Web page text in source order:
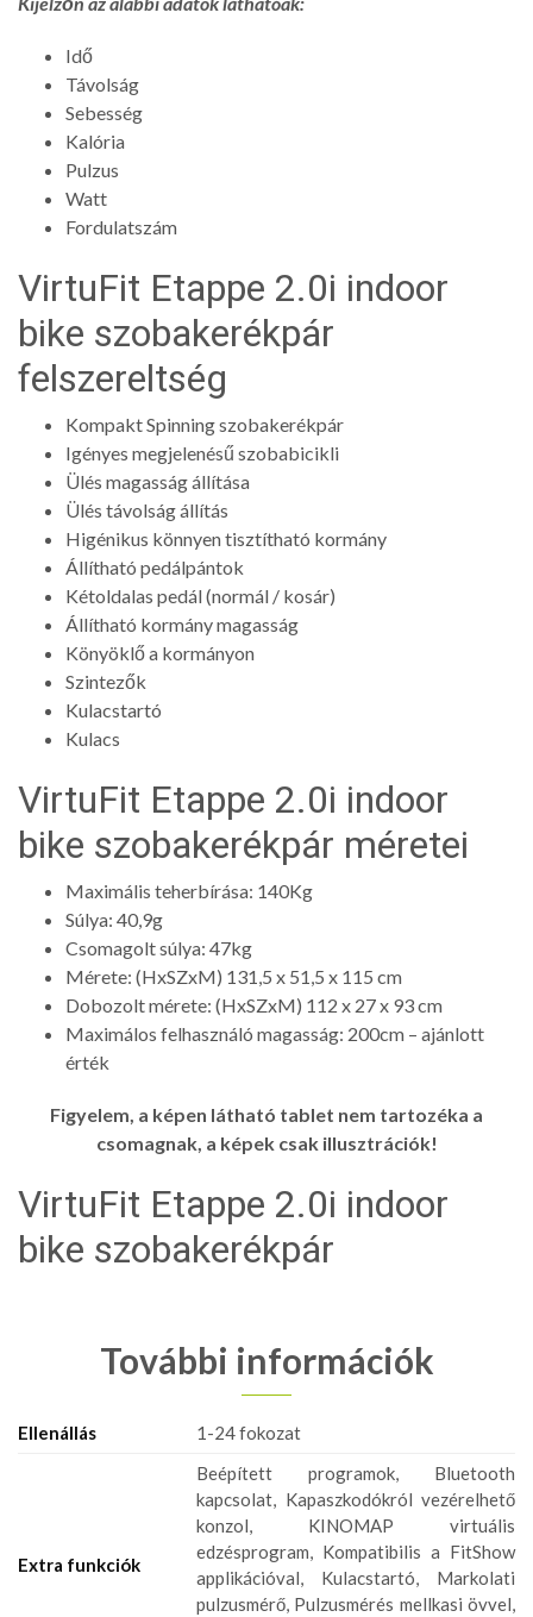
Idő
Távolság
Sebesség
Kalória
Pulzus
Watt
Fordulatszám
VirtuFit Etappe 2.0i indoor
bike szobakerékpár
felszereltség
Kompakt Spinning szobakerékpár
Igényes megjelenésű szobabicikli
Ülés magasság állítása
Ülés távolság állítás
Higénikus könnyen tisztítható kormány
Állítható pedálpántok
Kétoldalas pedál (normál / kosár)
Állítható kormány magasság
Könyöklő a kormányon
Szintezők
Kulacstartó
Kulacs
VirtuFit Etappe 2.0i indoor
bike szobakerékpár méretei
Maximális teherbírása: 140Kg
Súlya: 40,9g
Csomagolt súlya: 47kg
Mérete: (HxSZxM) 131,5 x 51,5 x 115 cm
Dobozolt mérete: (HxSZxM) 112 x 27 x 93 cm
Maximálos felhasználó magasság: 200cm – ajánlott
érték
Figyelem, a képen látható tablet nem tartozéka a
csomagnak, a képek csak illusztrációk!
VirtuFit Etappe 2.0i indoor
bike szobakerékpár
További információk
Ellenállás 1-24 fokozat
Extra funkciók
Beépített programok, Bluetooth
kapcsolat, Kapaszkodókról vezérelhető
konzol, KINOMAP virtuális
edzésprogram, Kompatibilis a FitShow
applikációval, Kulacstartó, Markolati
pulzusmérő, Pulzusmérés mellkasi övvel,